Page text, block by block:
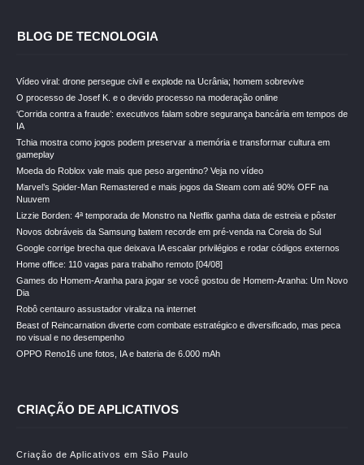
BLOG DE TECNOLOGIA
Vídeo viral: drone persegue civil e explode na Ucrânia; homem sobrevive
O processo de Josef K. e o devido processo na moderação online
‘Corrida contra a fraude’: executivos falam sobre segurança bancária em tempos de
IA
Tchia mostra como jogos podem preservar a memória e transformar cultura em
gameplay
Moeda do Roblox vale mais que peso argentino? Veja no vídeo
Marvel’s Spider-Man Remastered e mais jogos da Steam com até 90% OFF na
Nuuvem
Lizzie Borden: 4ª temporada de Monstro na Netflix ganha data de estreia e pôster
Novos dobráveis da Samsung batem recorde em pré-venda na Coreia do Sul
Google corrige brecha que deixava IA escalar privilégios e rodar códigos externos
Home office: 110 vagas para trabalho remoto [04/08]
Games do Homem-Aranha para jogar se você gostou de Homem-Aranha: Um Novo
Dia
Robô centauro assustador viraliza na internet
Beast of Reincarnation diverte com combate estratégico e diversificado, mas peca
no visual e no desempenho
OPPO Reno16 une fotos, IA e bateria de 6.000 mAh
CRIAÇÃO DE APLICATIVOS
Criação de Aplicativos em São Paulo